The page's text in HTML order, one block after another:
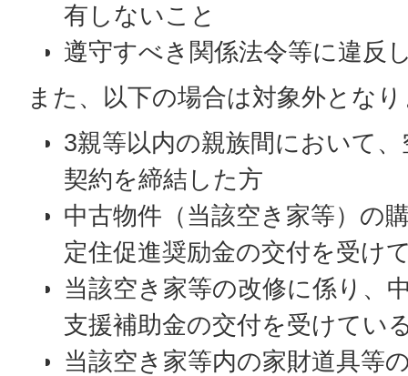
有しないこと
遵守すべき関係法令等に違反
また、以下の場合は対象外とな
3親等以内の親族間において
契約を締結した方
中古物件（当該空き家等）の
定住促進奨励金の交付を受け
当該空き家等の改修に係り、
支援補助金の交付を受けてい
当該空き家等内の家財道具等